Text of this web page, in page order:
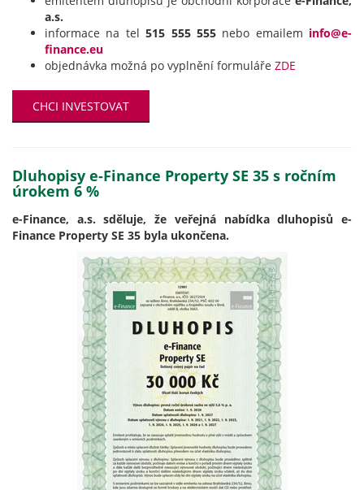
a.s.
informace na tel515 555 555nebo emailem info@e-
finance.eu
objednávka možná po vyplnění formuláře ZDE
CHCI INVESTOVAT
Dluhopisy e-Finance Property SE 35 s ročním
úrokem 6 %
e-Finance, a.s. sděluje, že veřejná nabídka dluhopisů e-
Finance Property SE 35 byla ukončena.